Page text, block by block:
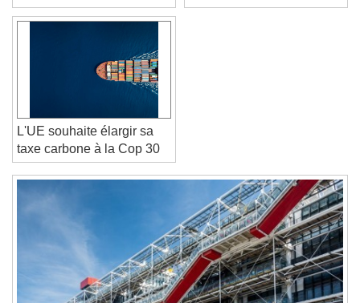
Font Family
Close Modal Dialog
End of dialog window.
prix h/f à Paris (75015) bâtiment
L'UE souhaite élargir sa
taxe carbone à la Cop 30